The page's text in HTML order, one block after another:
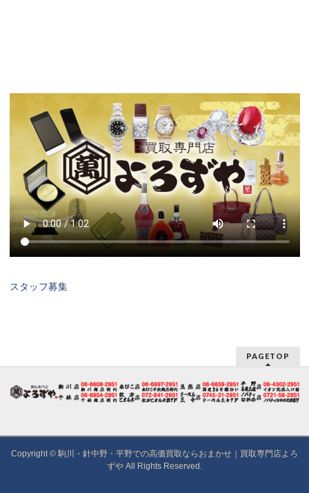
スタッフ募集
PAGETOP
Copyright © 駒川・針中野・平野での高価買取ならおまかせ｜買取専門店よろ
ずやAll Rights Reserved.